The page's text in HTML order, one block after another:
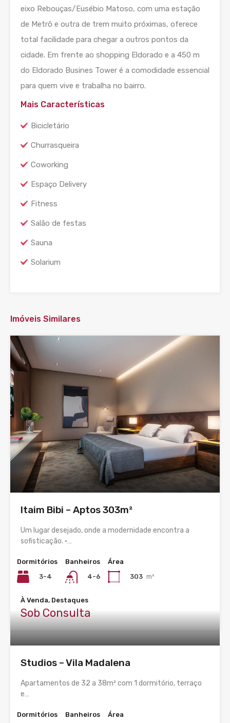
eixo Rebouças/Eusébio Matoso, com uma estação
de Metrô e outra de trem muito próximas, oferece
total facilidade para chegar a outros pontos da
cidade. Em frente ao shopping Eldorado e a 450 m
do Eldorado Busines Tower é a comodidade essencial
para quem vive e trabalha no bairro.
Mais Características
Bicicletário
Churrasqueira
Coworking
Espaço Delivery
Fitness
Salão de festas
Sauna
Solarium
Imóveis Similares
Itaim Bibi – Aptos 303m²
Um lugar desejado, onde a modernidade encontra a
sofisticação. •…
Dormitórios
3-4
Banheiros
4-6
Área
303 m²
À Venda, Destaques
Sob Consulta
Studios – Vila Madalena
Apartamentos de 32 a 38m² com 1 dormitório, terraço
e…
Dormitórios Banheiros Área